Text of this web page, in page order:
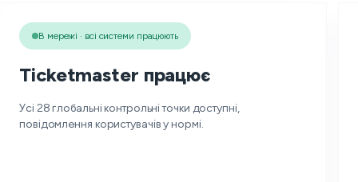
В мережі · всі системи працюють
Ticketmaster працює
Усі 28 глобальні контрольні точки доступні,
повідомлення користувачів у нормі.